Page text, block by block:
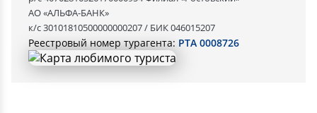
АО «АЛЬФА-БАНК»
к/с 30101810500000000207 / БИК 046015207
Реестровый номер турагента: РТА 0008726